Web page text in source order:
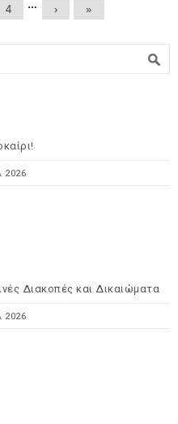
4 … › »
2026
Διακοπές και Δικαιώματα
2026